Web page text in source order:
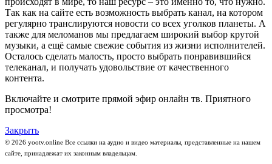
Так как на сайте есть возможность выбрать канал, на котором
регулярно транслируются новости со всех уголков планеты. А
также для меломанов мы предлагаем широкий выбор крутой
музыки, а ещё самые свежие события из жизни исполнителей.
Осталось сделать малость, просто выбрать понравившийся
телеканал, и получать удовольствие от качественного
контента.
Включайте и смотрите прямой эфир онлайн тв. Приятного
просмотра!
Закрыть
© 2026 yootv.online Все ссылки на аудио и видео материалы, представленные на нашем
сайте, принадлежат их законным владельцам.